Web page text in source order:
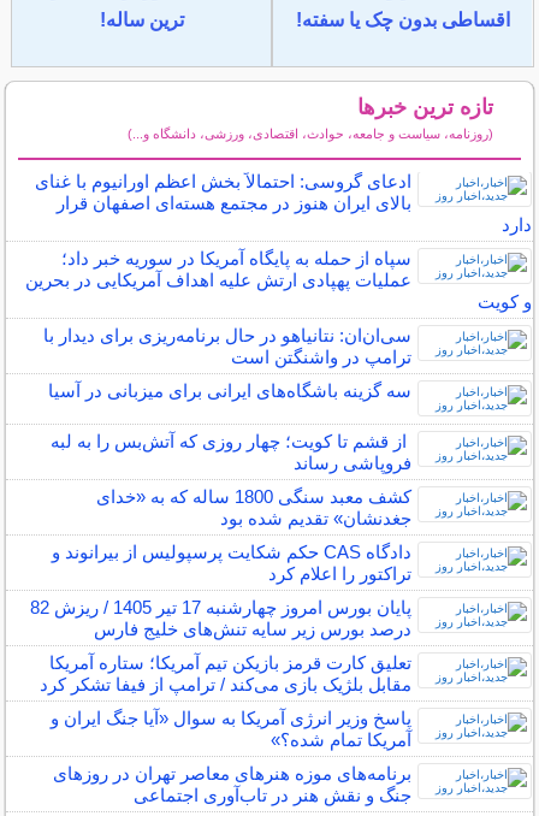
اقساطی بدون چک یا سفته!
ترین ساله!
تازه ترین خبرها
(روزنامه، سیاست و جامعه، حوادث، اقتصادی، ورزشی، دانشگاه و...)
ادعای گروسی: احتمالاً بخش اعظم اورانیوم با غنای
بالای ایران هنوز در مجتمع هسته‌ای اصفهان قرار
دارد
سپاه از حمله به پایگاه آمریکا در سوریه خبر داد؛
عملیات پهپادی ارتش علیه اهداف آمریکایی در بحرین
و کویت
سی‌ان‌ان: نتانیاهو در حال برنامه‌ریزی برای دیدار با
ترامپ در واشنگتن است
سه گزینه باشگاه‌های ایرانی برای میزبانی در آسیا
‌ از قشم تا کویت؛ چهار روزی که آتش‌بس را به لبه
فروپاشی رساند
کشف معبد سنگی 1800 ساله که به «خدای
جغدنشان» تقدیم شده بود
دادگاه CAS حکم شکایت پرسپولیس از بیرانوند و
تراکتور را اعلام کرد
پایان بورس امروز چهارشنبه 17 تیر 1405 / ریزش 82
درصد بورس زیر سایه تنش‌های خلیج فارس
تعلیق کارت قرمز بازیکن تیم آمریکا؛ ستاره آمریکا
مقابل بلژیک بازی می‌کند / ترامپ از فیفا تشکر کرد
پاسخ وزیر انرژی آمریکا به سوال «آیا جنگ ایران و
آمریکا تمام شده؟»
برنامه‌های موزه هنرهای معاصر تهران در روزهای
جنگ و نقش هنر در تاب‌آوری اجتماعی